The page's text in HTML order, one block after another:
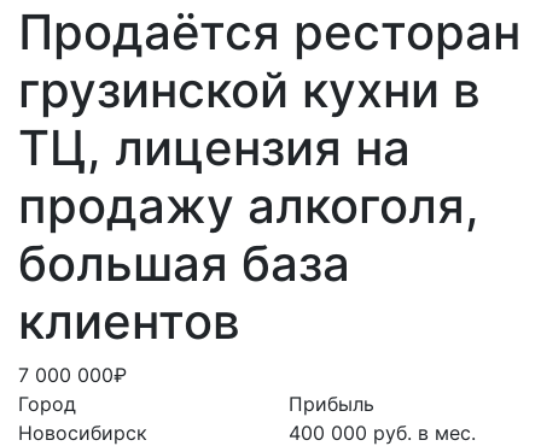
Продаётся ресторан
грузинской кухни в
ТЦ, лицензия на
продажу алкоголя,
большая база
клиентов
7 000 000₽
Город
Новосибирск
Прибыль
400 000 руб. в мес.